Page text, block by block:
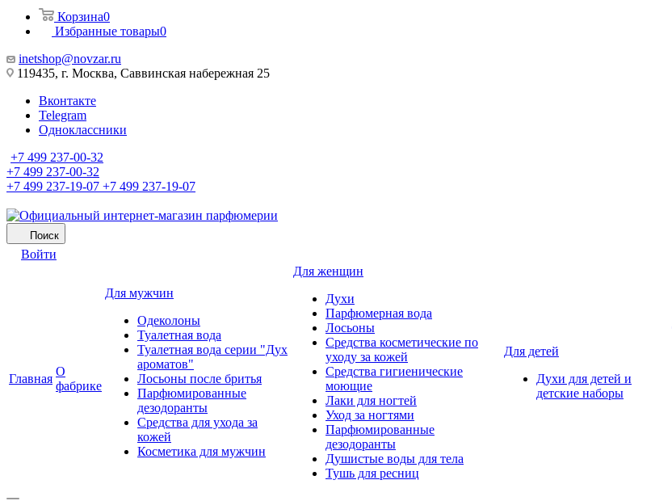
Корзина0
Избранные товары0
inetshop@novzar.ru
119435, г. Москва, Саввинская набережная 25
Вконтакте
Telegram
Одноклассники
+7 499 237-00-32
+7 499 237-00-32
+7 499 237-19-07 +7 499 237-19-07
Поиск
Войти
Главная
О
фабрике
Для мужчин
Одеколоны
Туалетная вода
Туалетная вода серии "Дух
ароматов"
Лосьоны после бритья
Парфюмированные
дезодоранты
Средства для ухода за
кожей
Косметика для мужчин
Для женщин
Духи
Парфюмерная вода
Лосьоны
Средства косметические по
уходу за кожей
Средства гигиенические
моющие
Лаки для ногтей
Уход за ногтями
Парфюмированные
дезодоранты
Душистые воды для тела
Тушь для ресниц
Для детей
Духи для детей и
детские наборы